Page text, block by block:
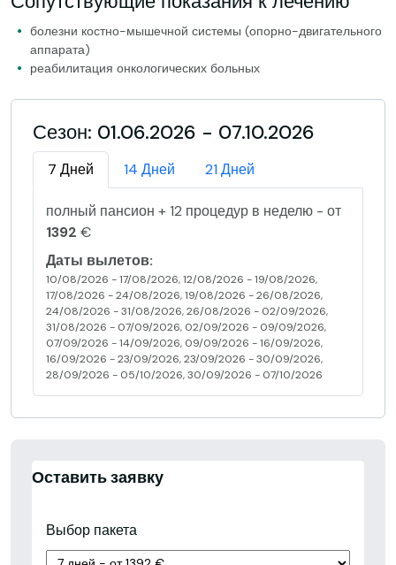
болезни костно-мышечной системы (опорно-двигательного
аппарата)
реабилитация онкологических больных
Сезон: 01.06.2026 - 07.10.2026
7 Дней 14 Дней 21 Дней
полный пансион + 12 процедур в неделю - от
1392 €
Даты вылетов:
10/08/2026 - 17/08/2026, 12/08/2026 - 19/08/2026,
17/08/2026 - 24/08/2026, 19/08/2026 - 26/08/2026,
24/08/2026 - 31/08/2026, 26/08/2026 - 02/09/2026,
31/08/2026 - 07/09/2026, 02/09/2026 - 09/09/2026,
07/09/2026 - 14/09/2026, 09/09/2026 - 16/09/2026,
16/09/2026 - 23/09/2026, 23/09/2026 - 30/09/2026,
28/09/2026 - 05/10/2026, 30/09/2026 - 07/10/2026
Оставить заявку
Выбор пакета